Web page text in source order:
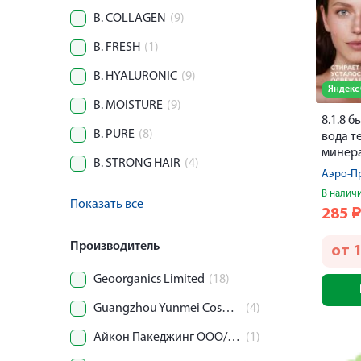
B. COLLAGEN (9)
B. FRESH (1)
B. HYALURONIC (9)
B. MOISTURE (9)
B. PURE (8)
B. STRONG HAIR (4)
Показать все
Производитель
Geoorganics Limited (18)
Guangzhou Yunmei Cosmetic Co., Ltd (4)
Айкон Пакеджинг ООО/ПроКосметика ООО (1)
Яндекс
8.1.8
вода
чувст.
Аэро-
В
285 ₽
от